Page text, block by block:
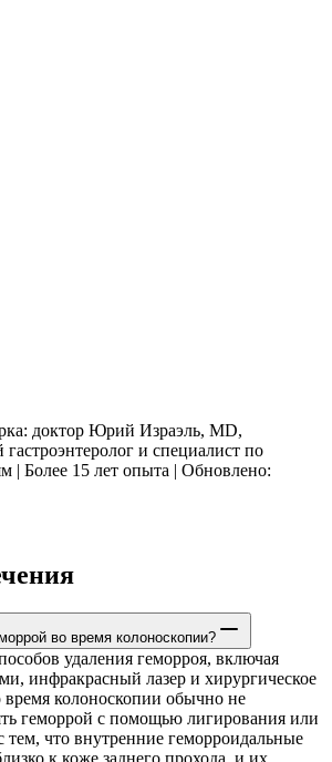
доктор Юрий Израэль, MD,
и специалист по
| Более 15 лет опыта | Обновлено:
во время колоноскопии?
удаления геморроя, включая
инфракрасный лазер и хирургическое
время колоноскопии обычно не
геморрой с помощью лигирования или
тем, что внутренние геморроидальные